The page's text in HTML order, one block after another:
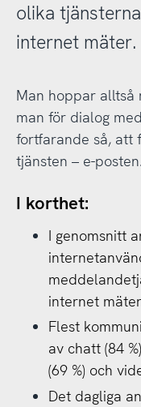
olika
internet mäter.
Man hoppar
man för dialog
fortfarande så, att
tjänsten – e-
I korthet:
I genomsnitt
internet
Flest
av chatt (84
(69 %) och
Det dagliga